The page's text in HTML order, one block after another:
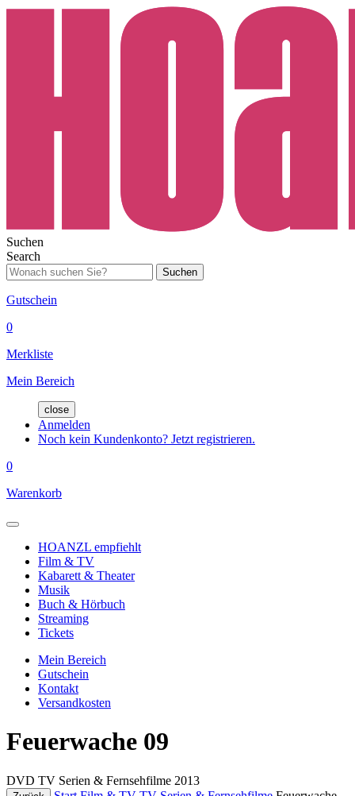
Suchen
Search
Suchen
Gutschein
0
Merkliste
Mein Bereich
close
Anmelden
Noch kein Kundenkonto? Jetzt registrieren.
0
Warenkorb
HOANZL empfiehlt
Film & TV
Kabarett & Theater
Musik
Buch & Hörbuch
Streaming
Tickets
Mein Bereich
Gutschein
Kontakt
Versandkosten
Feuerwache 09
DVD TV Serien & Fernsehfilme 2013